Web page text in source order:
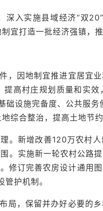
入实施县域经济“双
宜打造一批经济强镇，
，因地制宜推进宜居宜
高村庄规划质量和实
设施完备度、公共服务
综合整治，提高土地节
。新增改善120万农村
实施新一轮农村公路
修订完善农房设计通用
护机制。
局，保留并办好必要的